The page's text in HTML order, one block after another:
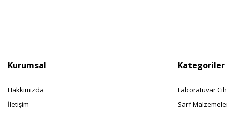
Kurumsal
Hakkımızda
İletişim
Kategoriler
Laboratuvar
Sarf